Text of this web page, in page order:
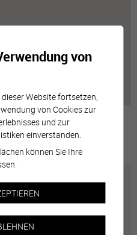
von
Website fortsetzen,
von Cookies zur
und zur
einverstanden.
können Sie Ihre